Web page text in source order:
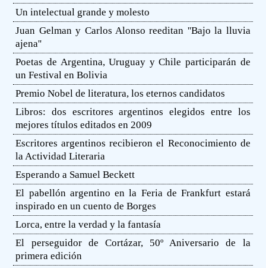
Un intelectual grande y molesto
Juan Gelman y Carlos Alonso reeditan ''Bajo la lluvia
ajena''
Poetas de Argentina, Uruguay y Chile participarán de
un Festival en Bolivia
Premio Nobel de literatura, los eternos candidatos
Libros: dos escritores argentinos elegidos entre los
mejores títulos editados en 2009
Escritores argentinos recibieron el Reconocimiento de
la Actividad Literaria
Esperando a Samuel Beckett
El pabellón argentino en la Feria de Frankfurt estará
inspirado en un cuento de Borges
Lorca, entre la verdad y la fantasía
El perseguidor de Cortázar, 50º Aniversario de la
primera edición